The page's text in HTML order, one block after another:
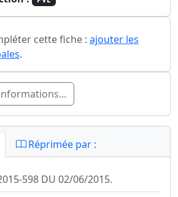
cette fiche : ajouter les
.
Réprimée par :
598 DU 02/06/2015.